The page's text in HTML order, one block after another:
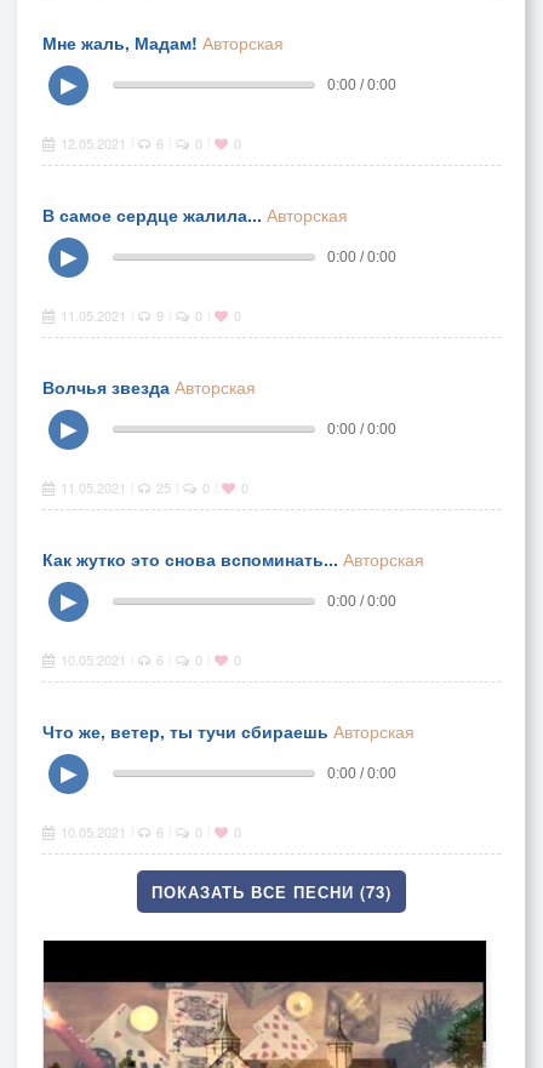
Мне жаль, Мадам! Авторская
▶
0:00 / 0:00
12.05.2021 6 0 0
В самое сердце жалила... Авторская
▶
0:00 / 0:00
11.05.2021 9 0 0
Волчья звезда Авторская
▶
0:00 / 0:00
11.05.2021 25 0 0
Как жутко это снова вспоминать... Авторская
▶
0:00 / 0:00
10.05.2021 6 0 0
Что же, ветер, ты тучи сбираешь Авторская
▶
0:00 / 0:00
10.05.2021 6 0 0
ПОКАЗАТЬ ВСЕ ПЕСНИ (73)